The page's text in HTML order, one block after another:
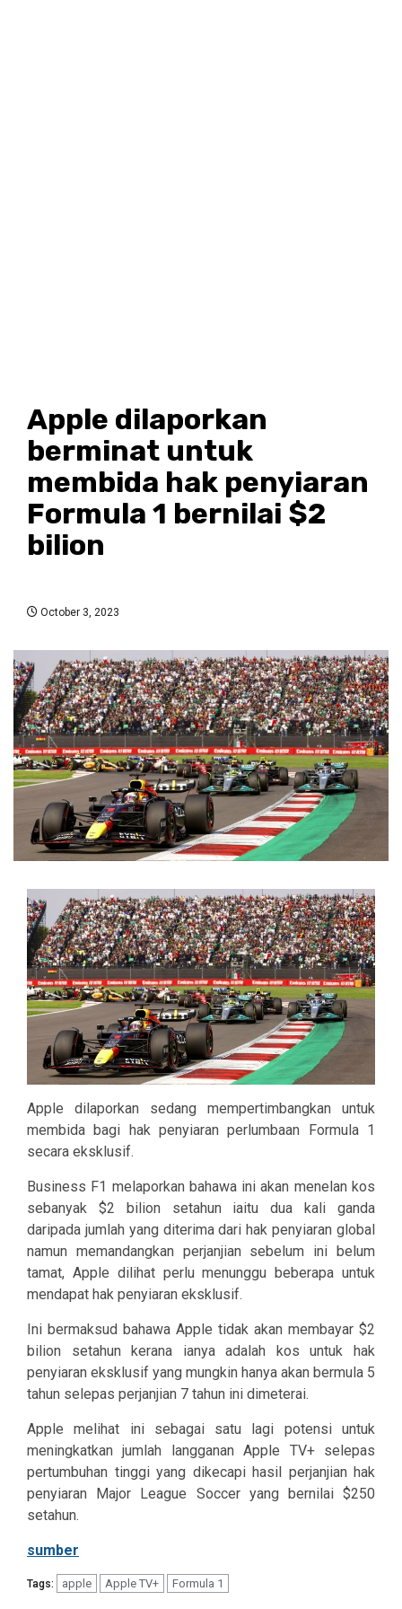
Apple dilaporkan
berminat untuk
membida hak penyiaran
Formula 1 bernilai $2
bilion
October 3, 2023
Apple dilaporkan sedang mempertimbangkan untuk
membida bagi hak penyiaran perlumbaan Formula 1
secara eksklusif.
Business F1 melaporkan bahawa ini akan menelan kos
sebanyak $2 bilion setahun iaitu dua kali ganda
daripada jumlah yang diterima dari hak penyiaran global
namun memandangkan perjanjian sebelum ini belum
tamat, Apple dilihat perlu menunggu beberapa untuk
mendapat hak penyiaran eksklusif.
Ini bermaksud bahawa Apple tidak akan membayar $2
bilion setahun kerana ianya adalah kos untuk hak
penyiaran eksklusif yang mungkin hanya akan bermula 5
tahun selepas perjanjian 7 tahun ini dimeterai.
Apple melihat ini sebagai satu lagi potensi untuk
meningkatkan jumlah langganan Apple TV+ selepas
pertumbuhan tinggi yang dikecapi hasil perjanjian hak
penyiaran Major League Soccer yang bernilai $250
setahun.
sumber
Tags: apple Apple TV+ Formula 1